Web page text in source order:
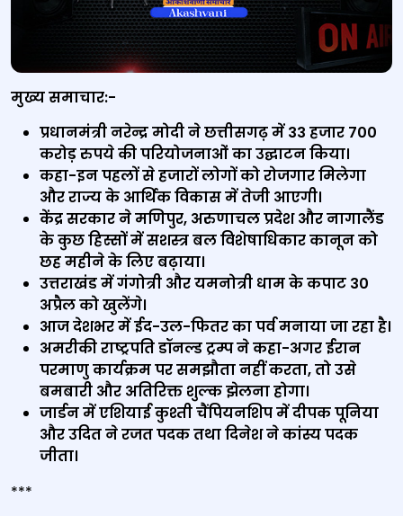
मुख्‍य समाचार:-
प्रधानमंत्री नरेन्द्र मोदी ने छत्तीसगढ़ में 33 हजार 700
करोड़ रुपये की परियोजनाओं का उद्घाटन किया।
कहा-इन पहलों से हजारों लोगों को रोजगार मिलेगा
और राज्य के आर्थिक विकास में तेजी आएगी।
केंद्र सरकार ने मणिपुर, अरुणाचल प्रदेश और नागालैंड
के कुछ हिस्सों में सशस्त्र बल विशेषाधिकार कानून को
छह महीने के लिए बढ़ाया।
उत्तराखंड में गंगोत्री और यमनोत्री धाम के कपाट 30
अप्रैल को खुलेंगे।
आज देशभर में ईद-उल-फितर का पर्व मनाया जा रहा है।
अमरीकी राष्ट्रपति डॉनल्ड ट्रम्प ने कहा-अगर ईरान
परमाणु कार्यक्रम पर समझौता नहीं करता, तो उसे
बमबारी और अतिरिक्त शुल्क झेलना होगा।
जार्डन में एशियाई कुश्ती चैंपियनशिप में दीपक पूनिया
और उदित ने रजत पदक तथा दिनेश ने कांस्य पदक
जीता।
***